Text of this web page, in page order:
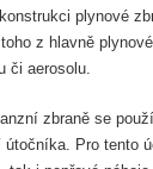
plynové
z hlavně
či aerosolu.
zbraně se
Pro tento